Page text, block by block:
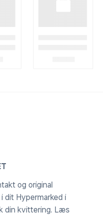
og original
dit Hypermarked i
din kvittering. Læs